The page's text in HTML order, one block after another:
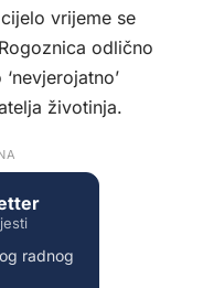
vrijeme se
odlično
životinja.
radnog